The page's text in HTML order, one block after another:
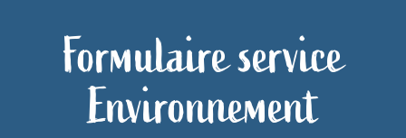
Formulaire service
Environnement